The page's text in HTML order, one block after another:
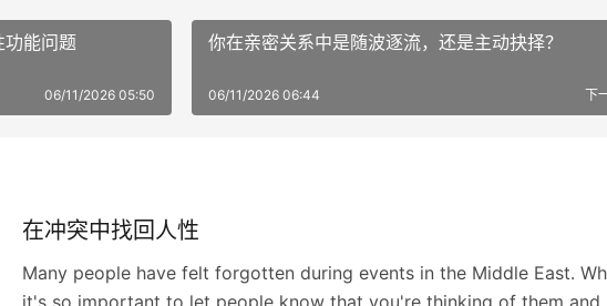
功能问题
06/11/2026 05:50
你在亲密关系中是随波逐流，还是主动抉择？
下
06/11/2026 06:44
在冲突中找回人性
Many people have felt forgotten during events in the Middle East.
it's so important to let people know that you're thinking of them and